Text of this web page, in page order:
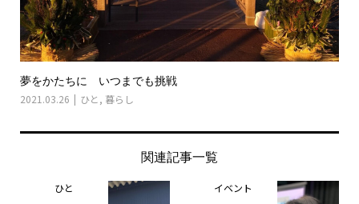
夢をかたちに いつまでも挑戦
2021.03.26 ひと , 暮らし
関連記事一覧
ひと イベント